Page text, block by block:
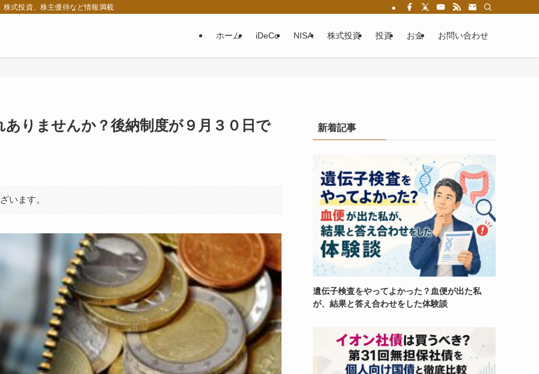
式投資、株主優待など情報満載
ホーム iDeCo NISA 株式投資 投資 お金 お問い合わせ
りませんか？後納制度が９月３０日で
います。
新着記事
遺伝子検査をやってよかった？血便が出た私
が、結果と答え合わせをした体験談